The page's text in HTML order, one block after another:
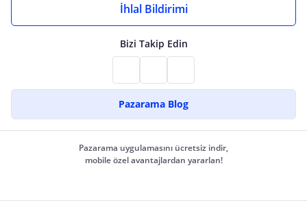
İhlal Bildirimi
Bizi Takip Edin
Pazarama Blog
Pazarama uygulamasını ücretsiz indir,
mobile özel avantajlardan yararlan!